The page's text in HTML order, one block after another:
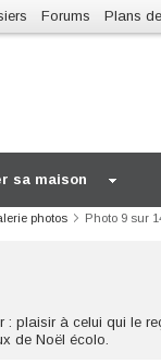
Forums Plans
sa maison
photos Photo 9 sur
: plaisir à celui qui le
de Noël écolo.